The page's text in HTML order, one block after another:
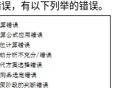
，有以下列举的错误。